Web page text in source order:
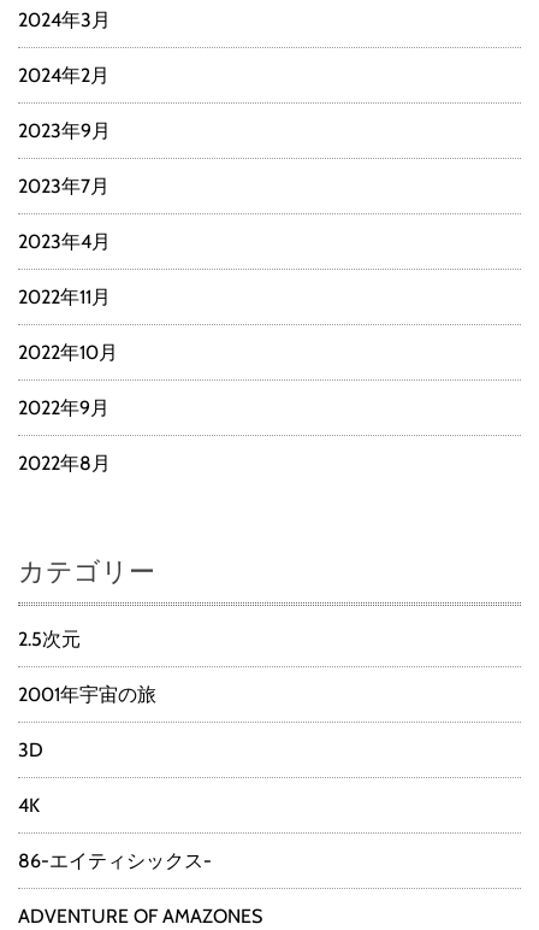
2024年3月
2024年2月
2023年9月
2023年7月
2023年4月
2022年11月
2022年10月
2022年9月
2022年8月
カテゴリー
2.5次元
2001年宇宙の旅
3D
4K
86-エイティシックス-
ADVENTURE OF AMAZONES